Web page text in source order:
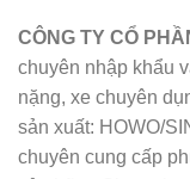
CÔNG TY CỔ
chuyên nhập khẩu
nặng, xe chuyên
sản xuất: HOWO/
chuyên cung cấp